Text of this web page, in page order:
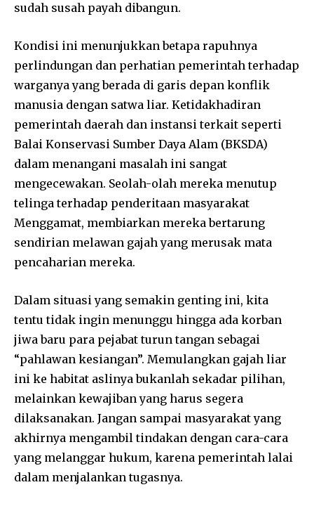
sudah susah payah dibangun.
Kondisi ini menunjukkan betapa rapuhnya
perlindungan dan perhatian pemerintah terhadap
warganya yang berada di garis depan konflik
manusia dengan satwa liar. Ketidakhadiran
pemerintah daerah dan instansi terkait seperti
Balai Konservasi Sumber Daya Alam (BKSDA)
dalam menangani masalah ini sangat
mengecewakan. Seolah-olah mereka menutup
telinga terhadap penderitaan masyarakat
Menggamat, membiarkan mereka bertarung
sendirian melawan gajah yang merusak mata
pencaharian mereka.
Dalam situasi yang semakin genting ini, kita
tentu tidak ingin menunggu hingga ada korban
jiwa baru para pejabat turun tangan sebagai
“pahlawan kesiangan”. Memulangkan gajah liar
ini ke habitat aslinya bukanlah sekadar pilihan,
melainkan kewajiban yang harus segera
dilaksanakan. Jangan sampai masyarakat yang
akhirnya mengambil tindakan dengan cara-cara
yang melanggar hukum, karena pemerintah lalai
dalam menjalankan tugasnya.